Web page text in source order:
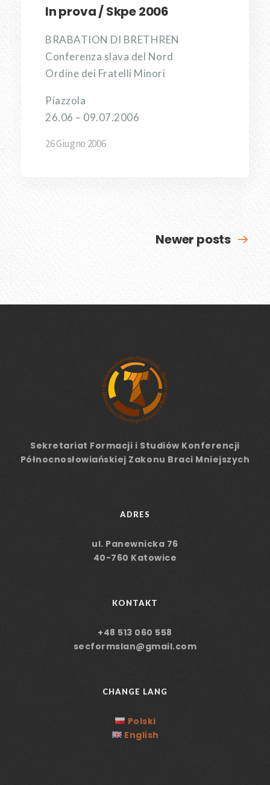
In prova / Skpe 2006
BRABATION DI BRETHREN
Conferenza slava del Nord
Ordine dei Fratelli Minori
Piazzola
26.06 – 09.07.2006
26 Giugno 2006
Newer posts
Sekretariat Formacji i Studiów Konferencji
Północnosłowiańskiej Zakonu Braci Mniejszych
ADRES
ul. Panewnicka 76
40-760 Katowice
KONTAKT
+48 513 060 558
secformslan@gmail.com
CHANGE LANG
Polski
English